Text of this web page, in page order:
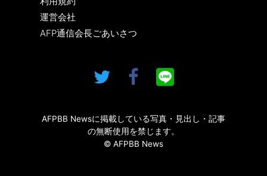
運営会社
AFP通信会長ごあいさつ
AFPBB Newsに掲載している写真・見出し・記事
の無断使用を禁じます。
© AFPBB News